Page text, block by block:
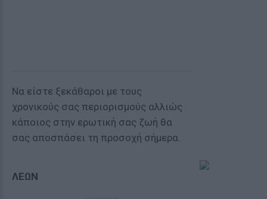
Να είστε ξεκάθαροι με τους
χρονικούς σας περιορισμούς αλλιώς
κάποιος στην ερωτική σας ζωή θα
σας αποσπάσει τη προσοχή σήμερα.
ΛΕΩΝ